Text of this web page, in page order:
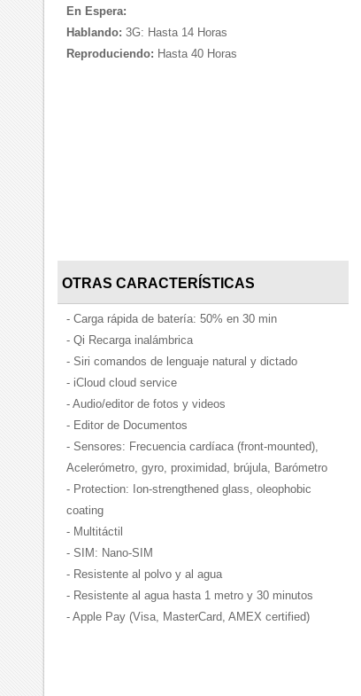
En Espera:
Hablando: 3G: Hasta 14 Horas
Reproduciendo: Hasta 40 Horas
OTRAS CARACTERÍSTICAS
- Carga rápida de batería: 50% en 30 min
- Qi Recarga inalámbrica
- Siri comandos de lenguaje natural y dictado
- iCloud cloud service
- Audio/editor de fotos y videos
- Editor de Documentos
- Sensores: Frecuencia cardíaca (front-mounted),
Acelerómetro, gyro, proximidad, brújula, Barómetro
- Protection: Ion-strengthened glass, oleophobic
coating
- Multitáctil
- SIM: Nano-SIM
- Resistente al polvo y al agua
- Resistente al agua hasta 1 metro y 30 minutos
- Apple Pay (Visa, MasterCard, AMEX certified)